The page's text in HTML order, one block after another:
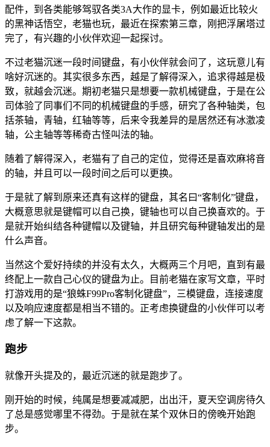
配件，到各类能够驾驭各类3A大作的显卡，例如最近比较火
的黑神话悟空，老猫也玩，最近在探索第三章，刚把浮屠塔过
完了，有兴趣的小伙伴欢迎一起探讨。
不过老猫沉迷一段时间键盘，有小伙伴就会问了，这玩意儿有
啥好沉迷的。其实很多东西，越是了解得深入，追求得越是极
致，就越会沉迷。期初老猫只是想要一款机械键盘，于是在公
司体验了同事们不同的机械键盘的手感，研究了各种轴类，包
括茶轴，青轴，红轴等等，后来令我差异的是居然还有冰激凌
轴，公主轴等等稀奇古怪叫法的轴。
随着了解得深入，老猫有了自己的定位，觉得还是喜欢麻将音
的轴，并且可以一段时间之后可以更换。
于是就了解到原来还真有这样的键盘，其名曰“客制化”键盘，
大概意思就是键帽可以自己换，键轴也可以自己换喜欢的。于
是就开始纠结各种键帽以及键轴，并且研究每种键轴发出的是
什么声音。
当然这个爱好持续的并没有太久，大概两三个月吧，直到有最
终配上一款自己心仪的键盘为止。目前老猫在家写文章，平时
打游戏用的是“狼蛛F99Pro客制化键盘”，三模键盘，连接速度
以及响应速度都是相当不错的。正考虑换键盘的小伙伴可以考
虑了解一下这款。
跑步
就像开头提及的，最近沉迷的就是跑步了。
刚开始的时候，纯属是想要减减肥，出出汗，夏天空调房待久
了总是感觉哪里不得劲。于是就在某个双休日的傍晚开始跑
步。